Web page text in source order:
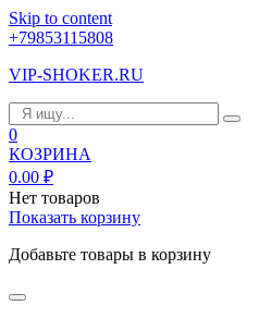
Skip to content
+79853115808
VIP-SHOKER.RU
0
КОЗРИНА
0.00 ₽
Нет товаров
Показать корзину
Добавьте товары в корзину